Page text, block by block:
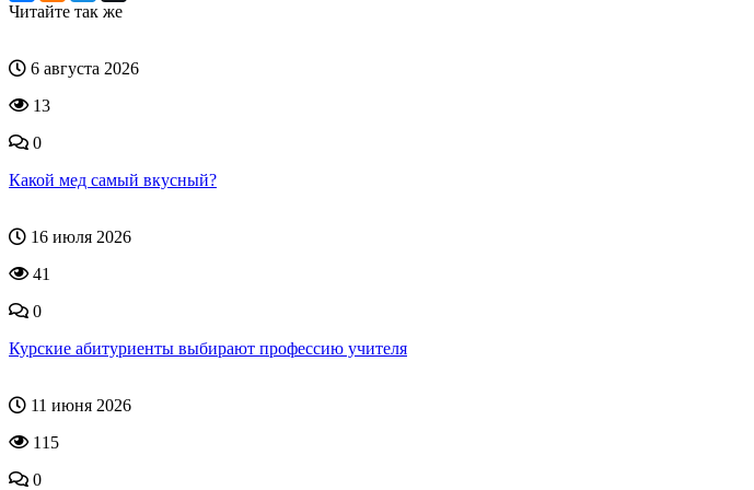
Читайте так же
6 августа 2026
13
0
Какой мед самый вкусный?
16 июля 2026
41
0
Курские абитуриенты выбирают профессию учителя
11 июня 2026
115
0